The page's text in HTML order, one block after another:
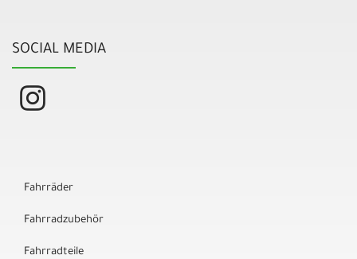
SOCIAL MEDIA
Fahrräder
Fahrradzubehör
Fahrradteile